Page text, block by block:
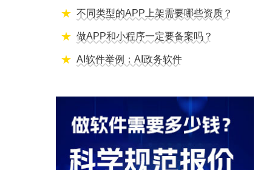
不同类型的APP上架需要哪些资质？
做APP和小程序一定要备案吗？
AI软件举例：AI政务软件